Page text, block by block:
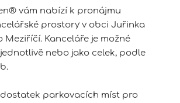
vám nabízí k pronájmu
prostory v obci Juřinka
Meziříčí. Kanceláře je možné
nebo jako celek, podle
parkovacích míst pro